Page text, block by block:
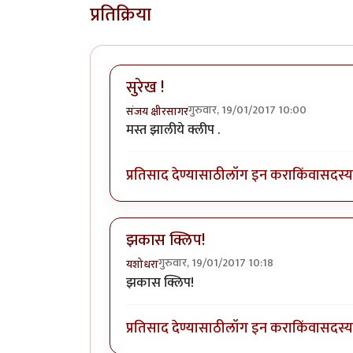
प्रतिक्रिया
सुरेख !
संजय क्षीरसागरगुरुवार, 19/01/2017 10:00
मस्त झालीये क्लीप .
प्रतिसाद देण्यासाठीलॉग इन कराकिंवासदस्य
झकास क्लिप!
यशोधरागुरुवार, 19/01/2017 10:18
झकास क्लिप!
प्रतिसाद देण्यासाठीलॉग इन कराकिंवासदस्य